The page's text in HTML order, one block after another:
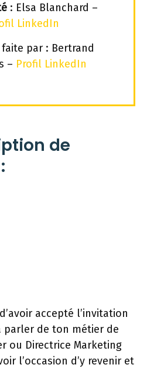
: Elsa Blanchard –
LinkedIn
par : Bertrand
– Profil LinkedIn
de
accepté l’invitation
parler de ton métier de
ou Directrice Marketing
l’occasion d’y revenir et